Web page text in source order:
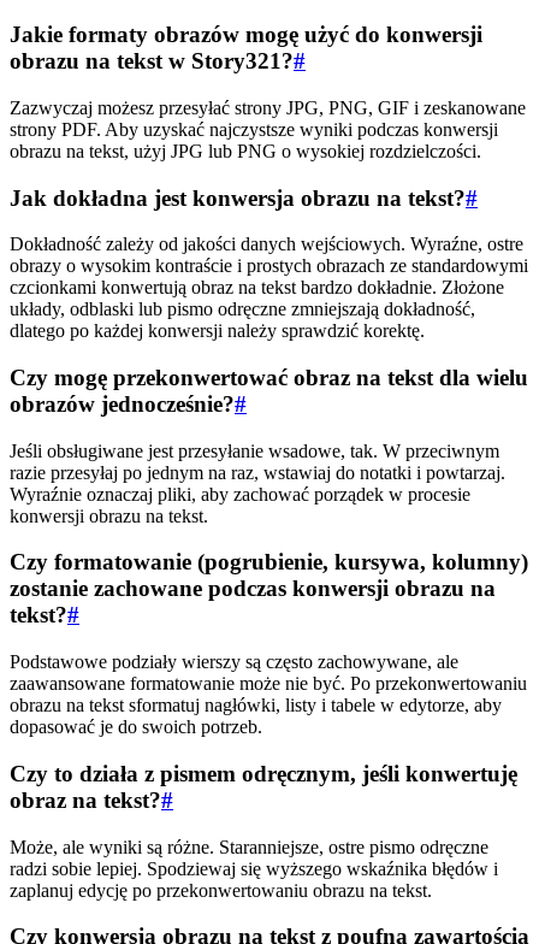
Jakie formaty obrazów mogę użyć do konwersji
obrazu na tekst w Story321?#
Zazwyczaj możesz przesyłać strony JPG, PNG, GIF i zeskanowane
strony PDF. Aby uzyskać najczystsze wyniki podczas konwersji
obrazu na tekst, użyj JPG lub PNG o wysokiej rozdzielczości.
Jak dokładna jest konwersja obrazu na tekst?#
Dokładność zależy od jakości danych wejściowych. Wyraźne, ostre
obrazy o wysokim kontraście i prostych obrazach ze standardowymi
czcionkami konwertują obraz na tekst bardzo dokładnie. Złożone
układy, odblaski lub pismo odręczne zmniejszają dokładność,
dlatego po każdej konwersji należy sprawdzić korektę.
Czy mogę przekonwertować obraz na tekst dla wielu
obrazów jednocześnie?#
Jeśli obsługiwane jest przesyłanie wsadowe, tak. W przeciwnym
razie przesyłaj po jednym na raz, wstawiaj do notatki i powtarzaj.
Wyraźnie oznaczaj pliki, aby zachować porządek w procesie
konwersji obrazu na tekst.
Czy formatowanie (pogrubienie, kursywa, kolumny)
zostanie zachowane podczas konwersji obrazu na
tekst?#
Podstawowe podziały wierszy są często zachowywane, ale
zaawansowane formatowanie może nie być. Po przekonwertowaniu
obrazu na tekst sformatuj nagłówki, listy i tabele w edytorze, aby
dopasować je do swoich potrzeb.
Czy to działa z pismem odręcznym, jeśli konwertuję
obraz na tekst?#
Może, ale wyniki są różne. Staranniejsze, ostre pismo odręczne
radzi sobie lepiej. Spodziewaj się wyższego wskaźnika błędów i
zaplanuj edycję po przekonwertowaniu obrazu na tekst.
Czy konwersja obrazu na tekst z poufną zawartością